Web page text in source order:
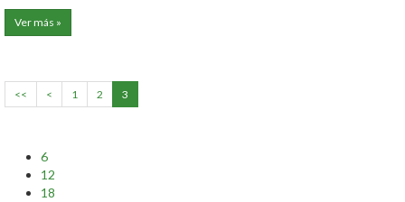
Ver más »
<< < 1 2 3
6
12
18